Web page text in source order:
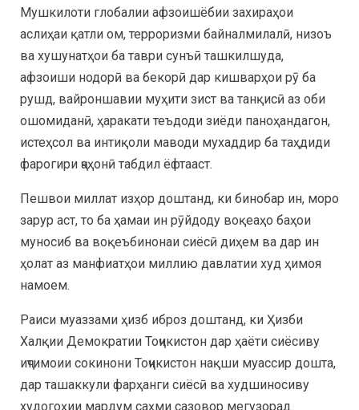
Мушкилоти глобалии афзоишёбии захираҳои
аслиҳаи қатли ом, терроризми байналмилалӣ, низоъ
ва хушунатҳои ба таври сунъӣ ташкилшуда,
афзоиши нодорӣ ва бекорӣ дар кишварҳои рӯ ба
рушд, вайроншавии муҳити зист ва танқисӣ аз оби
ошомиданӣ, ҳаракати теъдоди зиёди паноҳандагон,
истеҳсол ва интиқоли маводи мухаддир ба таҳдиди
фарогири ҷаҳонӣ табдил ёфтааст.
Пешвои миллат изҳор доштанд, ки бинобар ин, моро
зарур аст, то ба ҳамаи ин рӯйдоду воқеаҳо баҳои
муносиб ва воқеъбинонаи сиёсӣ диҳем ва дар ин
ҳолат аз манфиатҳои миллию давлатии худ ҳимоя
намоем.
Раиси муаззами ҳизб иброз доштанд, ки Ҳизби
Халқии Демократии Тоҷикистон дар ҳаёти сиёсиву
иҷтимоии сокинони Тоҷикистон нақши муассир дошта,
дар ташаккули фарҳанги сиёсӣ ва худшиносиву
худогоҳии мардум саҳми сазовор мегузорад.